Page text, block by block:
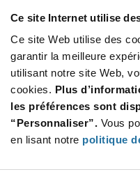
Ce site Internet utilise
Ce site Web utilise des
garantir la meilleure
utilisant notre site Web,
cookies. Plus
les préférences sont
“Personnaliser”. Vous
en lisant notre politique
Quantité Prix
10 000+
Product
Variant
Information
Emballages disponibles